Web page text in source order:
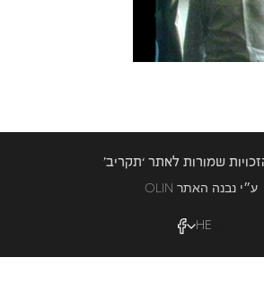
שמורות לאתר ‘תקריב’
OLIN ע״י נבנה האתר
HE